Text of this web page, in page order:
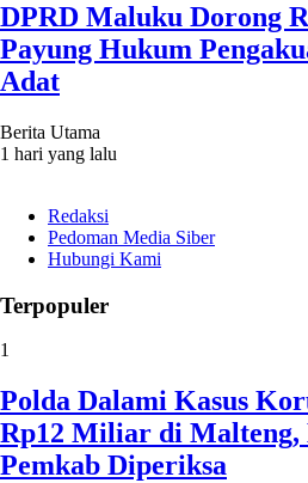
DPRD Maluku Dorong
Payung Hukum
Adat
Berita Utama
1 hari yang lalu
Redaksi
Pedoman Media Siber
Hubungi Kami
Terpopuler
1
Polda Dalami Kasus
Rp12 Miliar di Malteng,
Pemkab Diperiksa